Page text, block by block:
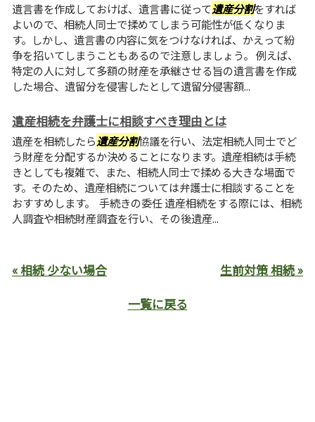
遺言書を作成しておけば、遺言書に従って遺産分割をすれば
よいので、相続人同士で揉めてしまう可能性が低くなりま
す。しかし、遺言書の内容に気をつけなければ、かえって紛
争を招いてしまうこともあるので注意しましょう。 例えば、
特定の人に対して多額の財産を承継させる旨の遺言書を作成
した場合、遺留分を侵害したとして遺留分侵害額...
遺産相続を弁護士に相談すべき理由とは
遺産を相続したら遺産分割協議を行い、法定相続人同士でど
う財産を分配するか決めることになります。遺産相続は手続
きとしても複雑で、また、相続人同士で揉める大きな場面で
す。そのため、遺産相続については弁護士に相談することを
おすすめします。 手続きの委任 遺産相続をする際には、相続
人調査や相続財産調査を行い、その後遺産...
« 相続 少ない場合
生前対策 相続 »
一覧に戻る